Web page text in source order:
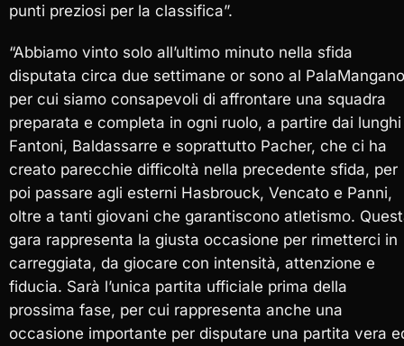
punti preziosi per la classifica”.
“Abbiamo vinto solo all’ultimo minuto nella sfida
disputata circa due settimane or sono al
per cui siamo consapevoli di affrontare una squadra
preparata e completa in ogni ruolo, a partire dai lunghi
Fantoni, Baldassarre e soprattutto Pacher, che ci ha
creato parecchie difficoltà nella precedente sfida, per
poi passare agli esterni Hasbrouck, Vencato e Panni,
oltre a tanti giovani che garantiscono atletismo.
gara rappresenta la giusta occasione per rimetterci in
carreggiata, da giocare con intensità, attenzione e
fiducia. Sarà l’unica partita ufficiale prima della
prossima fase, per cui rappresenta anche una
occasione importante per disputare una partita vera